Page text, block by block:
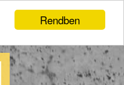
Rendben